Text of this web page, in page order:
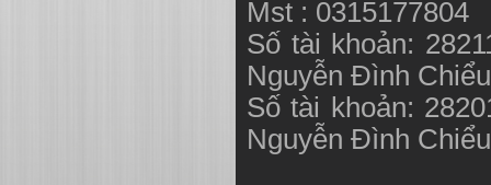
Mst : 0315177804
Số tài khoản:
Nguyễn Đình
Số tài khoản:
Nguyễn Đình